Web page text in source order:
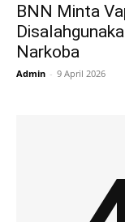
BNN Minta
Narkoba
Admin - 9 April 2026